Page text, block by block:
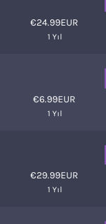
€24.99EUR
1 Yıl
€6.99EUR
1 Yıl
€29.99EUR
1 Yıl